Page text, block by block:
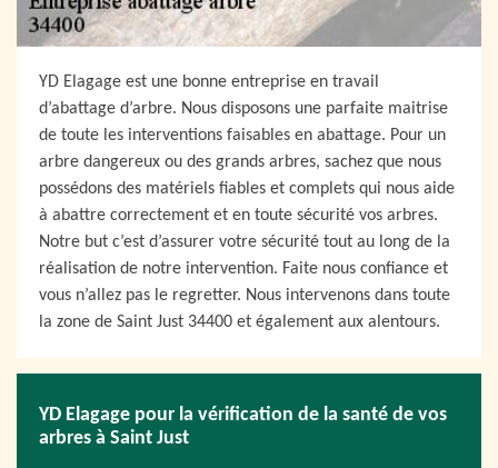
YD Elagage est une bonne entreprise en travail
d’abattage d’arbre. Nous disposons une parfaite maitrise
de toute les interventions faisables en abattage. Pour un
arbre dangereux ou des grands arbres, sachez que nous
possédons des matériels fiables et complets qui nous aide
à abattre correctement et en toute sécurité vos arbres.
Notre but c’est d’assurer votre sécurité tout au long de la
réalisation de notre intervention. Faite nous confiance et
vous n’allez pas le regretter. Nous intervenons dans toute
la zone de Saint Just 34400 et également aux alentours.
YD Elagage pour la vérification de la santé de vos
arbres à Saint Just